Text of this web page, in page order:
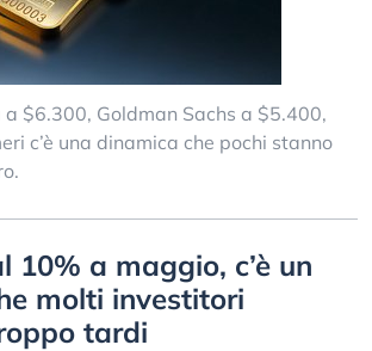
a $6.300, Goldman Sachs a $5.400,
c’è una dinamica che pochi stanno
10% a maggio, c’è un
molti investitori
tardi